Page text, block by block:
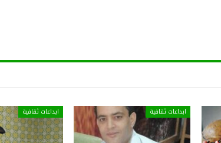
ابداعات ثقافية